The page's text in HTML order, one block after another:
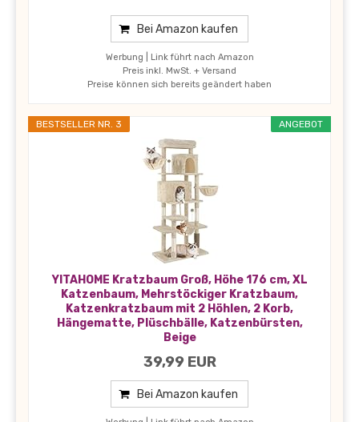
Bei Amazon kaufen
Werbung | Link führt nach Amazon
Preis inkl. MwSt. + Versand
Preise können sich bereits geändert haben
ANGEBOT
BESTSELLER NR. 3
YITAHOME Kratzbaum Groß, Höhe 176 cm, XL
Katzenbaum, Mehrstöckiger Kratzbaum,
Katzenkratzbaum mit 2 Höhlen, 2 Korb,
Hängematte, Plüschbälle, Katzenbürsten,
Beige
39,99 EUR
Bei Amazon kaufen